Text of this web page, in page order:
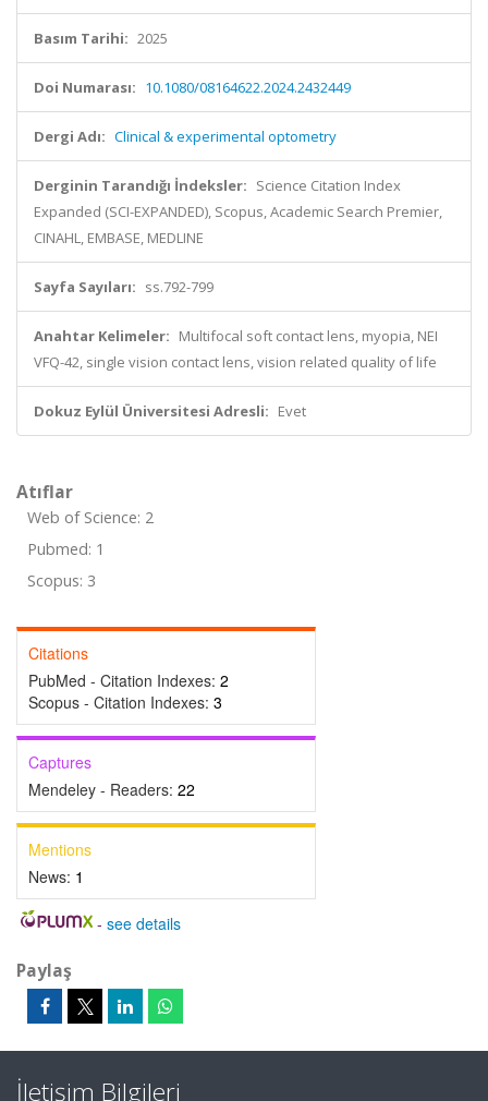
Basım Tarihi: 2025
Doi Numarası: 10.1080/08164622.2024.2432449
Dergi Adı: Clinical & experimental optometry
Derginin Tarandığı İndeksler: Science Citation Index
Expanded (SCI-EXPANDED), Scopus, Academic Search Premier,
CINAHL, EMBASE, MEDLINE
Sayfa Sayıları: ss.792-799
Anahtar Kelimeler: Multifocal soft contact lens, myopia, NEI
VFQ-42, single vision contact lens, vision related quality of life
Dokuz Eylül Üniversitesi Adresli: Evet
Atıflar
Web of Science: 2
Pubmed: 1
Scopus: 3
Citations
PubMed - Citation Indexes: 2
Scopus - Citation Indexes: 3
Captures
Mendeley - Readers: 22
Mentions
News: 1
- see details
Paylaş
İletişim Bilgileri